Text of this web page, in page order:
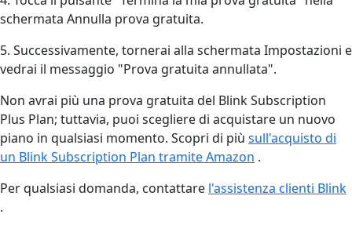
schermata Annulla prova gratuita.
5. Successivamente, tornerai alla schermata Impostazioni e
vedrai il messaggio "Prova gratuita annullata".
Non avrai più una prova gratuita del Blink Subscription
Plus Plan; tuttavia, puoi scegliere di acquistare un nuovo
piano in qualsiasi momento. Scopri di più sull'acquisto di
un Blink Subscription Plan tramite Amazon ‍.
Per qualsiasi domanda, contattare l'assistenza clienti Blink
.